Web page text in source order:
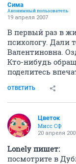
Сима
Анонимный пользователь
19 апреля 2007
В первый раз в
психологу. Дали
Валентиновна.
Кто-нибудь
поделитесь
ОТВЕТИТЬ
Цветок
Мисс СФ
20 апреля
Lonely пишет:
посмотрите в